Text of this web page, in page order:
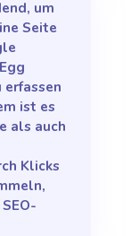
um
Seite
erfassen
ist es
als auch
Klicks